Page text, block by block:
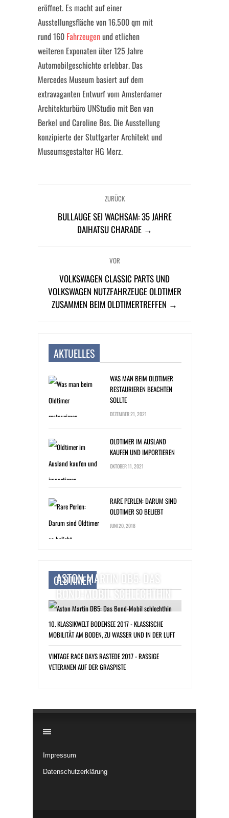
eröffnet. Es macht auf einer
Ausstellungsfläche von 16.500 qm mit
rund 160 Fahrzeugenund etlichen
weiteren Exponaten über 125 Jahre
Automobilgeschichte erlebbar. Das
Mercedes Museum basiert auf dem
extravaganten Entwurf vom Amsterdamer
Architekturbüro UNStudio mit Ben van
Berkel und Caroline Bos. Die Ausstellung
konzipierte der Stuttgarter Architekt und
Museumsgestalter HG Merz.
ZURÜCK
BULLAUGE SEI WACHSAM: 35 JAHRE
DAIHATSU CHARADE →
VOR
VOLKSWAGEN CLASSIC PARTS UND
VOLKSWAGEN NUTZFAHRZEUGE OLDTIMER
ZUSAMMEN BEIM OLDTIMERTREFFEN →
AKTUELLES
WAS MAN BEIM OLDTIMER
RESTAURIEREN BEACHTEN
SOLLTE
DEZEMBER 21, 2021
OLDTIMER IM AUSLAND
KAUFEN UND IMPORTIEREN
OKTOBER 11, 2021
RARE PERLEN: DARUM SIND
OLDTIMER SO BELIEBT
JUNI 20, 2018
OLDTIMER
ASTON MARTIN DB5: DAS
BOND-MOBIL SCHLECHTHIN
10. KLASSIKWELT BODENSEE 2017 - KLASSISCHE
MOBILITÄT AM BODEN, ZU WASSER UND IN DER LUFT
VINTAGE RACE DAYS RASTEDE 2017 - RASSIGE
VETERANEN AUF DER GRASPISTE
Impressum
Datenschutzerklärung